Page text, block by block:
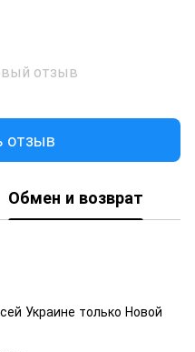
отзыв
отзыв
Обмен и возврат
Украине только Новой